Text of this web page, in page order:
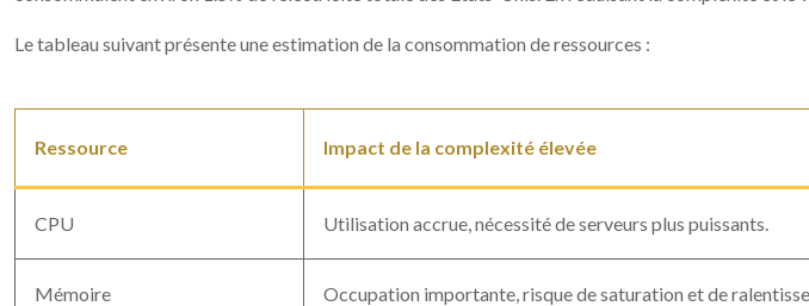
Le tableau suivant présente une estimation de la consommation de ressources :
Ressource Impact de la complexité élevée
CPU Utilisation accrue, nécessité de serveurs plus puissants.
Mémoire Occupation importante, risque de saturation et de